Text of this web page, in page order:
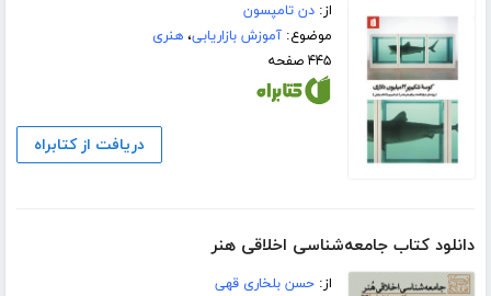
از:دن تامپسون
موضوع:آموزش بازاریابی،هنری
۴۴۵ صفحه
دریافت از کتابراه
دانلود کتاب جامعه‌شناسی اخلاقی هنر
از:حسن بلخاری قهی